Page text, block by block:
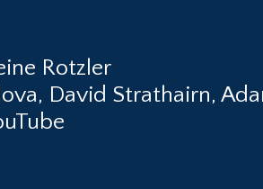
Rotzler
David Strathairn,